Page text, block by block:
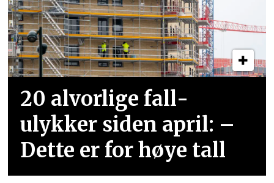
20 alvorlige fall­
ulykker siden april: –
Dette er for høye tall